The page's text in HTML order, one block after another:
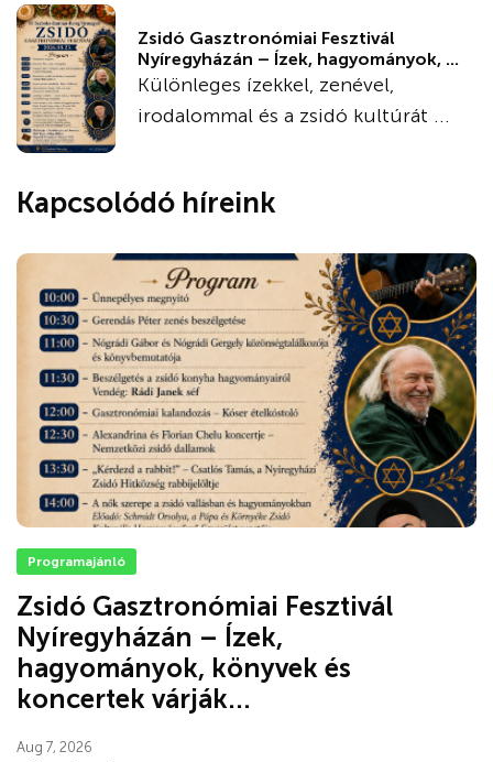
Zsidó Gasztronómiai Fesztivál
Nyíregyházán – Ízek, hagyományok, ...
Különleges ízekkel, zenével,
irodalommal és a zsidó kultúrát ...
Kapcsolódó híreink
Programajánló
Zsidó Gasztronómiai Fesztivál
Nyíregyházán – Ízek,
hagyományok, könyvek és
koncertek várják...
Aug 7, 2026